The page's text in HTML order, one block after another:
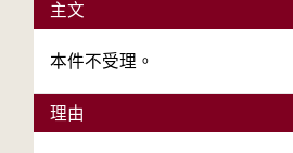
主文
本件不受理。
理由